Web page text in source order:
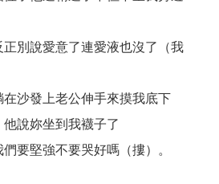
別說愛意了連愛液也沒了（我
沙發上老公伸手來摸我底下
說妳坐到我襪子了
要堅強不要哭好嗎（摟）。